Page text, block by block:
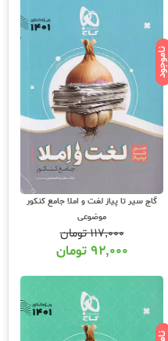
ناموجود
گاج سیر تا پیاز لغت و املا جامع کنکور
موضوعی
۱۱۷,۰۰۰تومان
۹۲,۰۰۰ تومان